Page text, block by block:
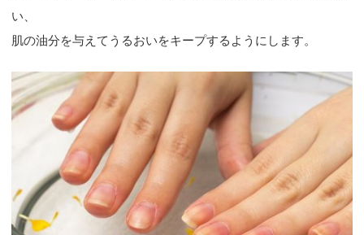
い、
肌の油分を与えてうるおいをキープするようにします。